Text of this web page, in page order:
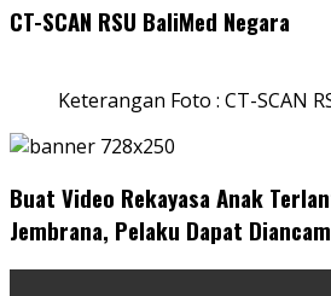
CT-SCAN RSU BaliMed Negara
Keterangan Foto : CT-SCAN
Buat Video Rekayasa Anak
Jembrana, Pelaku Dapat